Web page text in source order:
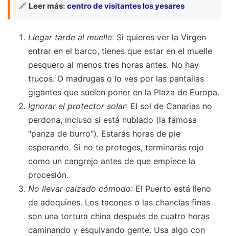
🔗 Leer más: centro de visitantes los yesares
Llegar tarde al muelle: Si quieres ver la Virgen
entrar en el barco, tienes que estar en el muelle
pesquero al menos tres horas antes. No hay
trucos. O madrugas o lo ves por las pantallas
gigantes que suelen poner en la Plaza de Europa.
Ignorar el protector solar: El sol de Canarias no
perdona, incluso si está nublado (la famosa
"panza de burro"). Estarás horas de pie
esperando. Si no te proteges, terminarás rojo
como un cangrejo antes de que empiece la
procesión.
No llevar calzado cómodo: El Puerto está lleno
de adoquines. Los tacones o las chanclas finas
son una tortura china después de cuatro horas
caminando y esquivando gente. Usa algo con